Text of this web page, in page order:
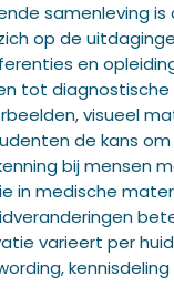
samenleving
op de
en
tot
visueel
de kans
bij mensen
in medische
varieert per